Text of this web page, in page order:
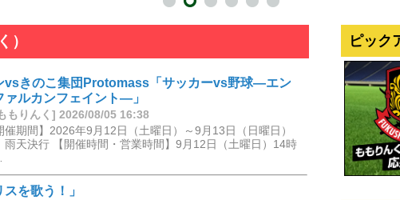
）
vsきのこ集団Protomass「サッカーvs野球―エン
ァルカンフェイント―」
もりんく] 2026/08/05 16:38
催期間】2026年9月12日（土曜日）～9月13日（日曜日）
雨天決行 【開催時間・営業時間】9月12日（土曜日）14時
を歌う！」
ピック